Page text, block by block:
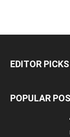
EDITOR PICKS
POPULAR